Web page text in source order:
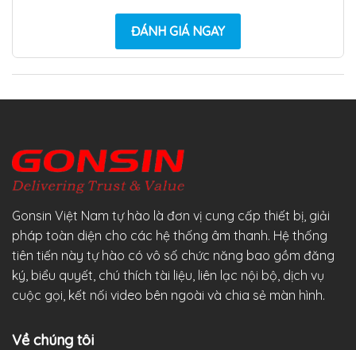
ĐÁNH GIÁ NGAY
Gonsin Việt Nam tự hào là đơn vị cung cấp thiết bị, giải
pháp toàn diện cho các hệ thống âm thanh. Hệ thống
tiên tiến này tự hào có vô số chức năng bao gồm đăng
ký, biểu quyết, chú thích tài liệu, liên lạc nội bộ, dịch vụ
cuộc gọi, kết nối video bên ngoài và chia sẻ màn hình.
Về chúng tôi